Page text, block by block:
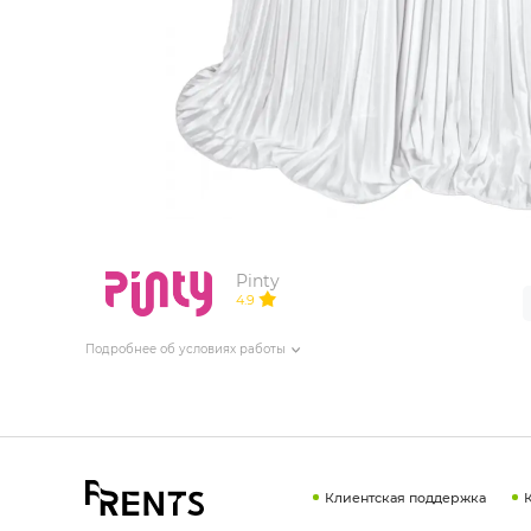
ИЗДЕЛИЯ ДЛЯ КОМФОРТА
ТЕХНИЧЕСКОЕ ОБОРУДОВАНИЕ
Pinty
4.9
Подробнее об условиях работы
Клиентская поддержка